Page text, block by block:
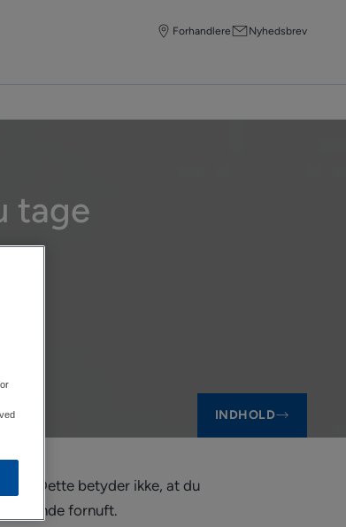
Forhandlere Nyhedsbrev
tage
INDHOLD
Dette betyder ikke, at du
sunde fornuft.